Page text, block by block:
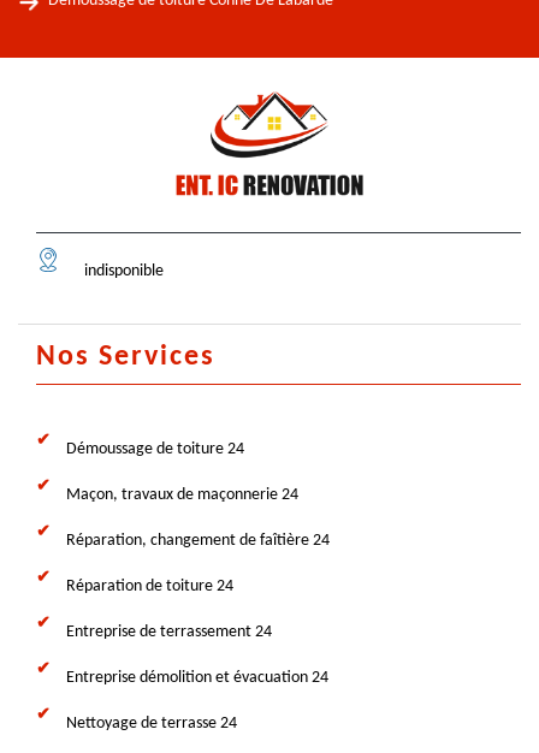
indisponible
Nos Services
Démoussage de toiture 24
Maçon, travaux de maçonnerie 24
Réparation, changement de faîtière 24
Réparation de toiture 24
Entreprise de terrassement 24
Entreprise démolition et évacuation 24
Nettoyage de terrasse 24